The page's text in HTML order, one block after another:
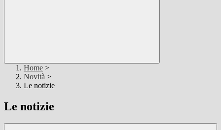
Home >
Novità >
Le notizie
Le notizie